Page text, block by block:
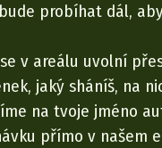
probíhat dál,
v areálu uvolní
jaký sháníš, na
na tvoje jméno
přímo v našem